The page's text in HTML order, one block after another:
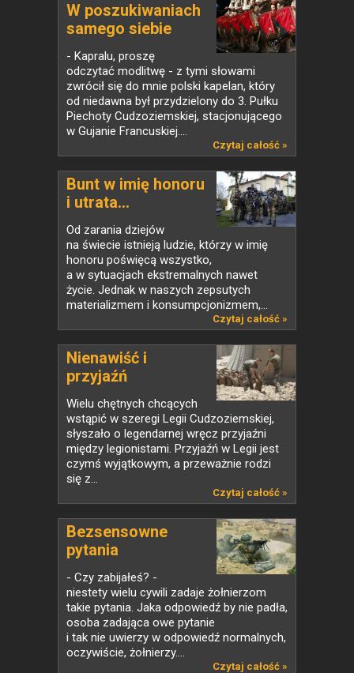
W poszukiwaniach
samego siebie
- Kapralu, proszę
odczytać modlitwę - z tymi słowami
zwrócił się do mnie polski kapelan, który
od niedawna był przydzielony do 3. Pułku
Piechoty Cudzoziemskiej, stacjonującego
w Gujanie Francuskiej....
Czytaj całość »
Bunt w imię honoru
i utrata...
Od zarania dziejów
na świecie istnieją ludzie, którzy w imię
honoru poświęcą wszystko,
a w sytuacjach ekstremalnych nawet
życie. Jednak w naszych zepsutych
materializmem i konsumpcjonizmem,...
Czytaj całość »
Nienawiść i
przyjaźń
Wielu chętnych chcących
wstąpić w szeregi Legii Cudzoziemskiej,
słyszało o legendarnej wręcz przyjaźni
między legionistami. Przyjaźń w Legii jest
czymś wyjątkowym, a przeważnie rodzi
się z...
Czytaj całość »
Bezsensowne
pytania
- Czy zabijałeś? -
niestety wielu cywili zadaje żołnierzom
takie pytania. Jaka odpowiedź by nie padła,
osoba zadająca owe pytanie
i tak nie uwierzy w odpowiedź normalnych,
oczywiście, żołnierzy....
Czytaj całość »